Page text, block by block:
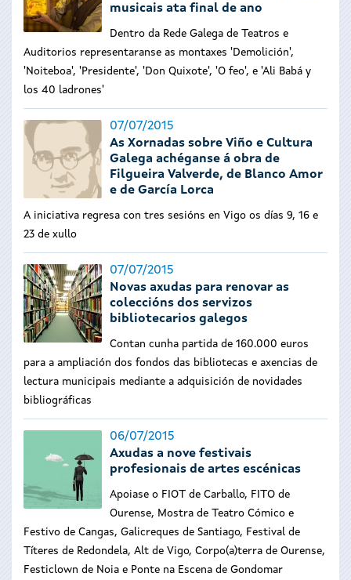
musicais ata final de ano
Dentro da Rede Galega de Teatros e
Auditorios representaranse as montaxes 'Demolición',
'Noiteboa', 'Presidente', 'Don Quixote', 'O feo', e 'Ali Babá y
los 40 ladrones'
07/07/2015
As Xornadas sobre Viño e Cultura
Galega achéganse á obra de
Filgueira Valverde, de Blanco Amor
e de García Lorca
A iniciativa regresa con tres sesións en Vigo os días 9, 16 e
23 de xullo
07/07/2015
Novas axudas para renovar as
coleccións dos servizos
bibliotecarios galegos
Contan cunha partida de 160.000 euros
para a ampliación dos fondos das bibliotecas e axencias de
lectura municipais mediante a adquisición de novidades
bibliográficas
06/07/2015
Axudas a nove festivais
profesionais de artes escénicas
Apoiase o FIOT de Carballo, FITO de
Ourense, Mostra de Teatro Cómico e
Festivo de Cangas, Galicreques de Santiago, Festival de
Títeres de Redondela, Alt de Vigo, Corpo(a)terra de Ourense,
Festiclown de Noia e Ponte na Escena de Gondomar